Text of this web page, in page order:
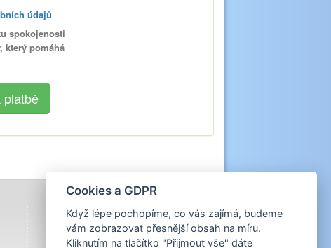
údajů
spokojenosti
který pomáhá
Cookies a GDPR
Když lépe pochopíme, co vás zajímá, budeme
vám zobrazovat přesnější obsah na míru.
Kliknutím na tlačítko "Přijmout vše" dáte